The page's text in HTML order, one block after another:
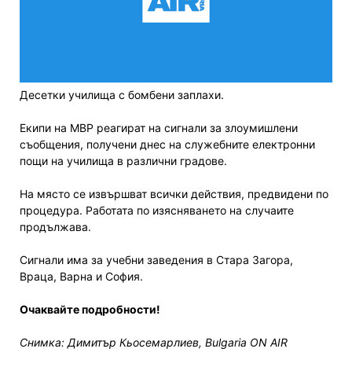
Десетки училища с бомбени заплахи.
Екипи на МВР реагират на сигнали за злоумишлени
съобщения, получени днес на служебните електронни
пощи на училища в различни градове.
На място се извършват всички действия, предвидени по
процедура. Работата по изясняването на случаите
продължава.
Сигнали има за учебни заведения в Стара Загора,
Враца, Варна и София.
Очаквайте подробности!
Снимка: Димитър Кьосемарлиев, Bulgaria ON AIR